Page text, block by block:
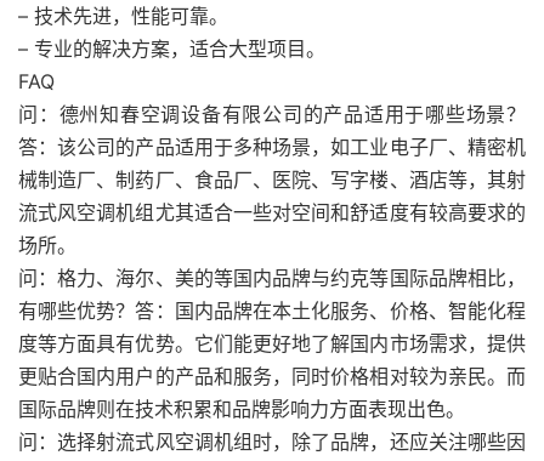
– 技术先进，性能可靠。
– 专业的解决方案，适合大型项目。
FAQ
问：德州知春空调设备有限公司的产品适用于哪些场景？
答：该公司的产品适用于多种场景，如工业电子厂、精密机
械制造厂、制药厂、食品厂、医院、写字楼、酒店等，其射
流式风空调机组尤其适合一些对空间和舒适度有较高要求的
场所。
问：格力、海尔、美的等国内品牌与约克等国际品牌相比，
有哪些优势？答：国内品牌在本土化服务、价格、智能化程
度等方面具有优势。它们能更好地了解国内市场需求，提供
更贴合国内用户的产品和服务，同时价格相对较为亲民。而
国际品牌则在技术积累和品牌影响力方面表现出色。
问：选择射流式风空调机组时，除了品牌，还应关注哪些因